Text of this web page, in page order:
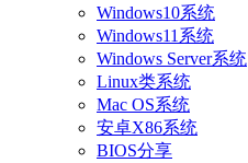
Windows10系统
Windows11系统
Windows Server系统
Linux类系统
Mac OS系统
安卓X86系统
BIOS分享